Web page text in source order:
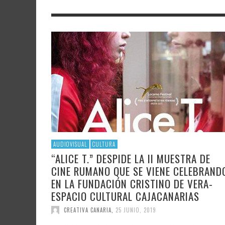
AUDIOVISUAL
POLÍTICA CULTURAL
FOTOGRAFÍA Y ARTES PLÁSTICAS
SAMIR DELGADO
ARTE
LIBRE
POLÍTICA CIENTÍFICA
MATEMÁTICAS, FÍSICA Y QUÍMICA
CIENCIAS SOCIALES
AUDIOVISUAL CULTURA
“ALICE T.” DESPIDE LA II MUESTRA DE
CINE RUMANO QUE SE VIENE
EN LA FUNDACIÓN CRISTINO DE VERA-
ESPACIO CULTURAL CAJACANARIAS
CREATIVA CANARIA 25 JUNIO, 2019